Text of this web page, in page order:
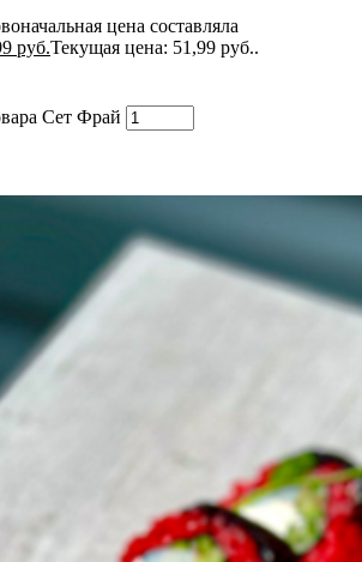
цена составляла
руб.Текущая цена: 51,99 руб..
Сет Фрай